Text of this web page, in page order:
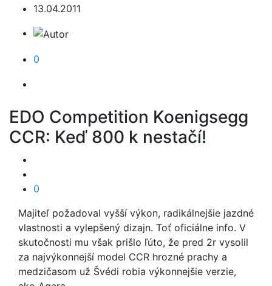
13.04.2011
0
EDO Competition Koenigsegg
CCR: Keď 800 k nestačí!
0
Majiteľ požadoval vyšší výkon, radikálnejšie jazdné
vlastnosti a vylepšený dizajn. Toť oficiálne info. V
skutočnosti mu však prišlo ľúto, že pred 2r vysolil
za najvýkonnejší model CCR hrozné prachy a
medzičasom už Švédi robia výkonnejšie verzie,